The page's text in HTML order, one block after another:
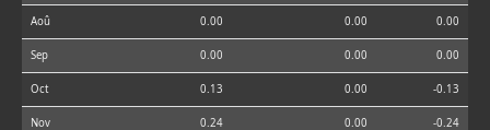
Aoû 0.00 0.00 0.00
Sep 0.00 0.00 0.00
Oct 0.13 0.00 -0.13
Nov 0.24 0.00 -0.24